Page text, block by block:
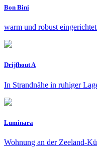
Bon Bini
warm und robust
Drijfhout A
In Strandnähe in ruhiger
Luminara
Wohnung an der Zeeland-